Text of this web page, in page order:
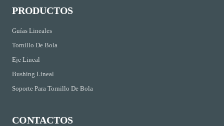
PRODUCTOS
Guías Lineales
Tornillo De Bola
Eje Lineal
Bushing Lineal
Soporte Para Tornillo De Bola
CONTACTOS